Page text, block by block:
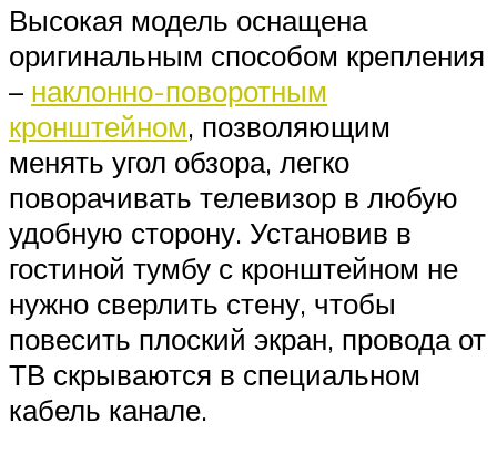
Высокая модель оснащена
оригинальным способом крепления
– наклонно-поворотным
кронштейном, позволяющим
менять угол обзора, легко
поворачивать телевизор в любую
удобную сторону. Установив в
гостиной тумбу с кронштейном не
нужно сверлить стену, чтобы
повесить плоский экран, провода от
ТВ скрываются в специальном
кабель канале.